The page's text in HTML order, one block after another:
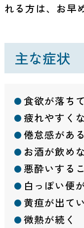
れる方は、お早
主な症状
食欲が落ち
疲れやすく
倦怠感がある
お酒が飲め
悪酔いする
白っぽい便
黄疸が出て
微熱が続く